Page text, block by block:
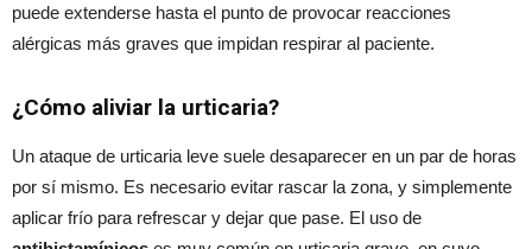
puede extenderse hasta el punto de provocar reacciones
alérgicas más graves que impidan respirar al paciente.
¿Cómo aliviar la urticaria?
Un ataque de urticaria leve suele desaparecer en un par de horas
por sí mismo. Es necesario evitar rascar la zona, y simplemente
aplicar frío para refrescar y dejar que pase. El uso de